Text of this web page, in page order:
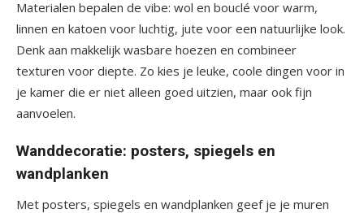
Materialen bepalen de vibe: wol en bouclé voor warm,
linnen en katoen voor luchtig, jute voor een natuurlijke look.
Denk aan makkelijk wasbare hoezen en combineer
texturen voor diepte. Zo kies je leuke, coole dingen voor in
je kamer die er niet alleen goed uitzien, maar ook fijn
aanvoelen.
Wanddecoratie: posters, spiegels en
wandplanken
Met posters, spiegels en wandplanken geef je je muren